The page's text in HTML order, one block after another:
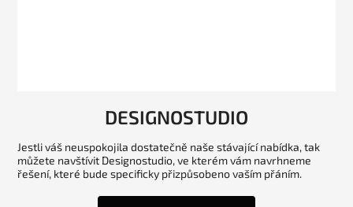
DESIGNOSTUDIO
Jestli váš neuspokojila dostatečně naše stávající nabídka, tak
můžete navštívit Designostudio, ve kterém vám navrhneme
řešení, které bude specificky přizpůsobeno vaším přáním.